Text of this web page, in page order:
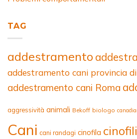
TAG
addestramento
addestramento cani provincia
addestramento cani Roma
aggressività animali Bekoff biologo
Cani cani randagi cinofila